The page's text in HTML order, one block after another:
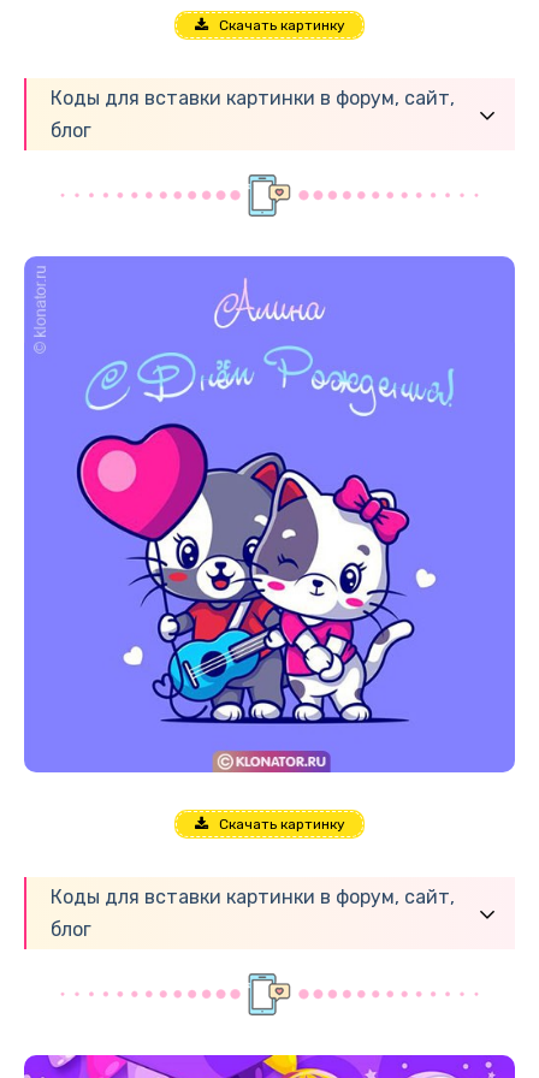
Скачать картинку
Коды для вставки картинки в форум, сайт,
блог
Скачать картинку
Коды для вставки картинки в форум, сайт,
блог